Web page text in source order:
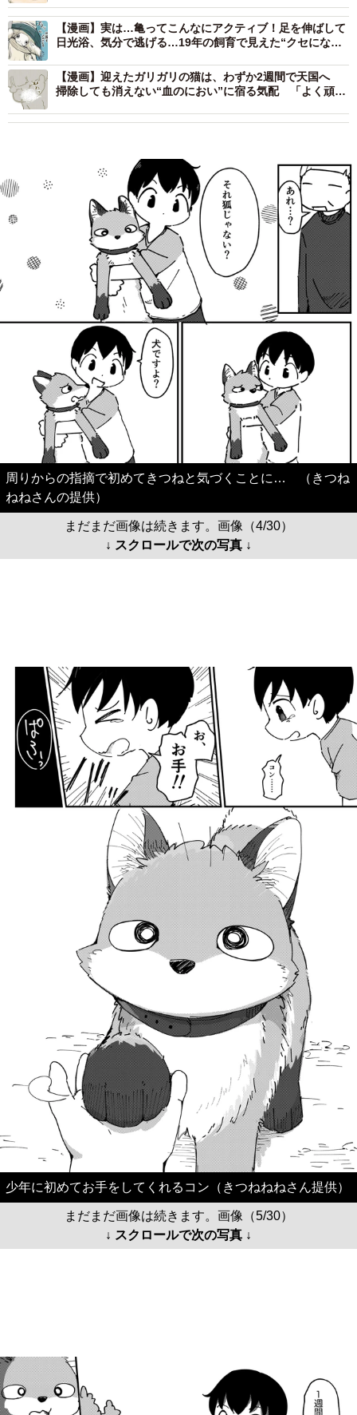
【漫画】実は…亀ってこんなにアクティブ！足を伸ばして
日光浴、気分で逃げる…19年の飼育で見えた“クセになる
【漫画】迎えたガリガリの猫は、わずか2週間で天国へ
掃除しても消えない“血のにおい”に宿る気配 「よく頑張
周りからの指摘で初めてきつねと気づくことに… （きつね
ねねさんの提供）
まだまだ画像は続きます。画像（4/30）
↓ スクロールで次の写真 ↓
少年に初めてお手をしてくれるコン（きつねねねさん提供）
まだまだ画像は続きます。画像（5/30）
↓ スクロールで次の写真 ↓